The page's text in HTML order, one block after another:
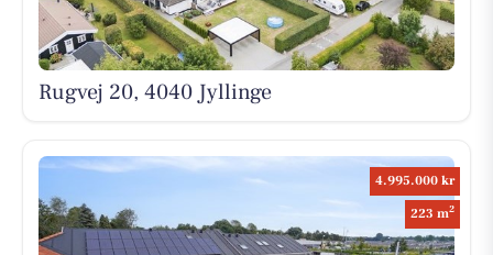
Rugvej 20, 4040 Jyllinge
4.995.000 kr
223 m2